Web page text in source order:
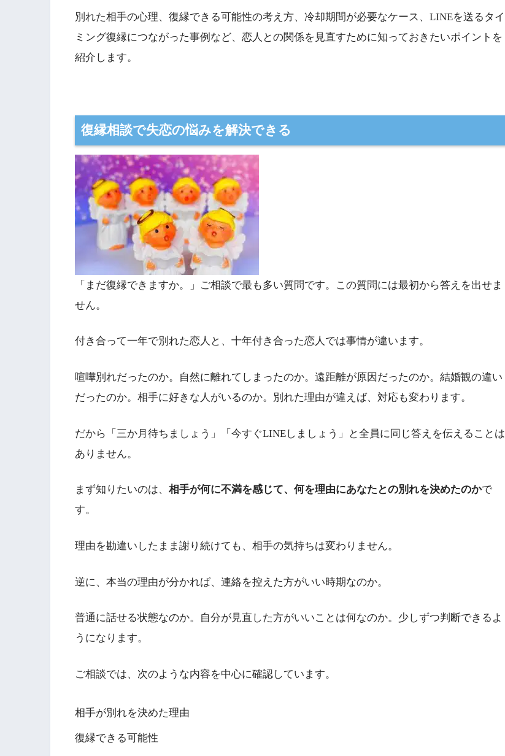
別れた相手の心理、復縁できる可能性の考え方、冷却期間が必要なケース、LINEを送るタイ
ミング復縁につながった事例など、恋人との関係を見直すために知っておきたいポイントを
紹介します。
復縁相談で失恋の悩みを解決できる
「まだ復縁できますか。」ご相談で最も多い質問です。この質問には最初から答えを出せま
せん。
付き合って一年で別れた恋人と、十年付き合った恋人では事情が違います。
喧嘩別れだったのか。自然に離れてしまったのか。遠距離が原因だったのか。結婚観の違い
だったのか。相手に好きな人がいるのか。別れた理由が違えば、対応も変わります。
だから「三か月待ちましょう」「今すぐLINEしましょう」と全員に同じ答えを伝えることは
ありません。
まず知りたいのは、 相手が何に不満を感じて、何を理由にあなたとの別れを決めたのかで
す。
理由を勘違いしたまま謝り続けても、相手の気持ちは変わりません。
逆に、本当の理由が分かれば、連絡を控えた方がいい時期なのか。
普通に話せる状態なのか。自分が見直した方がいいことは何なのか。少しずつ判断できるよ
うになります。
ご相談では、次のような内容を中心に確認しています。
相手が別れを決めた理由
復縁できる可能性